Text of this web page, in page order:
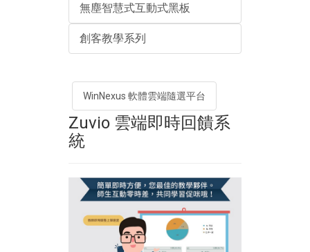
無塵智慧式互動式黑板
創客教學系列
WinNexus 軟體雲端隨選平台
Zuvio 雲端即時回饋系
統